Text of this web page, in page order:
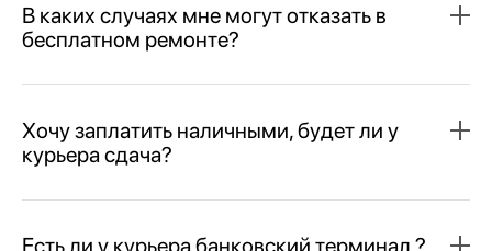
В каких случаях мне могут отказать в
бесплатном ремонте?
Хочу заплатить наличными, будет ли у
курьера сдача?
Есть ли у курьера банковский терминал ?